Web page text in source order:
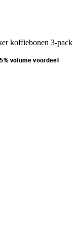
koffiebonen 3-pack
5% volume voordeel